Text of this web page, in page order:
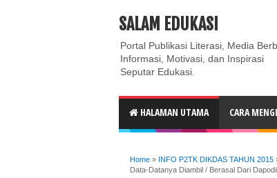
ABOUT CONTACT US
SALAM EDUKASI
Portal Publikasi Literasi, Media
Informasi, Motivasi, dan Inspirasi
Seputar Edukasi.
HALAMAN UTAMA CARA
Home » INFO P2TK DIKDAS TAHUN 2015
Data-Datanya Diambil / Berasal Dari